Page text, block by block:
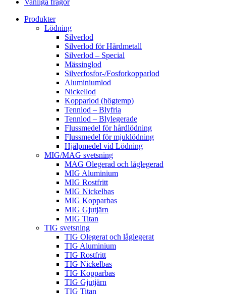
Produkter
Lödning
Silverlod
Silverlod för Hårdmetall
Silverlod – Special
Mässinglod
Silverfosfor-/Fosforkopparlod
Aluminiumlod
Nickellod
Kopparlod (högtemp)
Tennlod – Blyfria
Tennlod – Blylegerade
Flussmedel för hårdlödning
Flussmedel för mjuklödning
Hjälpmedel vid Lödning
MIG/MAG svetsning
MAG Olegerad och låglegerad
MIG Aluminium
MIG Rostfritt
MIG Nickelbas
MIG Kopparbas
MIG Gjutjärn
MIG Titan
TIG svetsning
TIG Olegerat och låglegerat
TIG Aluminium
TIG Rostfritt
TIG Nickelbas
TIG Kopparbas
TIG Gjutjärn
TIG Titan